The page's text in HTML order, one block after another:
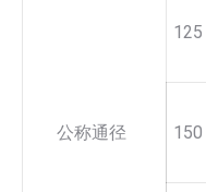
公称通径
125
150